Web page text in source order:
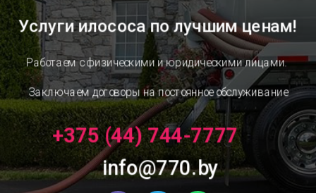
Услуги илососапо лучшим ценам!
Работаем с физическими и юридическими лицами.
Заключаем договоры на постоянное обслуживание
+375 (44) 744-7777
info@770.by